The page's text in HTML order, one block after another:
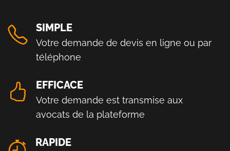
SIMPLE
Votre demande de devis en ligne ou par
téléphone
EFFICACE
Votre demande est transmise aux
avocats de la plateforme
RAPIDE